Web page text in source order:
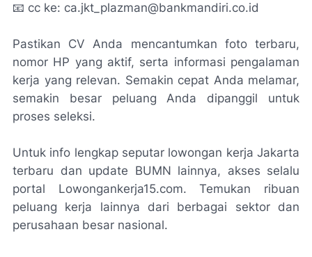
📧 cc ke: ca.jkt_plazman@bankmandiri.co.id
Pastikan CV Anda mencantumkan foto terbaru,
nomor HP yang aktif, serta informasi pengalaman
kerja yang relevan. Semakin cepat Anda melamar,
semakin besar peluang Anda dipanggil untuk
proses seleksi.
Untuk info lengkap seputar lowongan kerja Jakarta
terbaru dan update BUMN lainnya, akses selalu
portal Lowongankerja15.com. Temukan ribuan
peluang kerja lainnya dari berbagai sektor dan
perusahaan besar nasional.